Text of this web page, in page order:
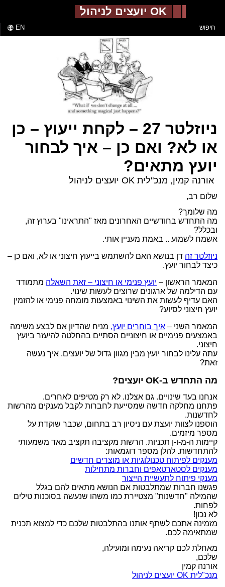
OK יועצים לניהול
EN חיפוש
ניוזלטר 27 – לקחת ייעוץ – כן
או לא? ואם כן – איך לבחור
יועץ מתאים?
אורנה קמין, מנכ"לית OK יועצים לניהול
שלום רב,
מה שלומך?
מה התחדש בחודשיים האחרונים מאז "התראינו" בערוץ זה,
ובכלל?
אשמח לשמוע .. באמת מעניין אותי.
ניוזלטר זה דן בנושא האם להשתמש בייעוץ חיצוני או לא, ואם כן –
כיצד לבחור יועץ.
המאמר הראשון – יועץ פנימי או חיצוני – זאת השאלה מתמודד
עם הדילמה של ארגונים שרוצים לעשות שינוי.
האם עדיף לעשות את השינוי באמצעות מומחה פנימי או להזמין
יועץ חיצוני לסיוע?
המאמר השני – איך בוחרים יועץ, מניח שהדיון אם לבצע משימה
באמצעים פנימיים או חיצוניים הסתיים בהחלטה להיעזר ביועץ
חיצוני.
עתה עלינו לבחור יועץ מבין מגוון גדול של יועצים. איך נעשה
זאת?
מה התחדש ב-OK יועצים?
אנחנו בעד שינויים. גם אצלנו. לא רק מטיפים לאחרים.
פתחנו מחלקה חדשה שמסייעת לחברות לקבל מענקים מהרשות
לחדשנות.
הוספנו לצוות יועצת עם ניסיון רב בתחום, שכבר שוקדת על
מספר מיזמים.
קיימות ה-מ-ו-ן תכניות. הרשות מקציבה תקציב מאד משמעותי
להתחדשות. להלן מספר דוגמאות:
מענקים לפיתוח טכנולוגיות או מוצרים חדשים
מענקים לסטארטאפים וחברות מתחילות
מענקי פיתוח לתעשיית הייצור
פגשנו חברות שמתלבטות אם הנושא מתאים להם בגלל
שהמילה "חדשנות" מצטיירת כמו משהו שנעשה בסוכנות טילים
לפחות.
לא נכון!
מזמינה אתכם לשתף אותנו בהתלבטות שלכם כדי למצוא תכנית
שמתאימה לכם.
מאחלת לכם קריאה נעימה ומועילה,
שלכם,
אורנה קמין
מנכ"לית OK יועצים לניהול